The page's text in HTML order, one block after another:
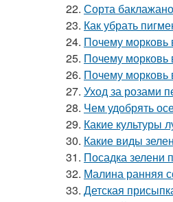
22. Сорта
23. Как убрать
24. Почему морковь
25. Почему морковь
26. Почему морковь
27. Уход за розами
28. Чем удобрять
29. Какие культуры
30. Какие виды
31. Посадка зелени
32. Малина ранняя
33. Детская